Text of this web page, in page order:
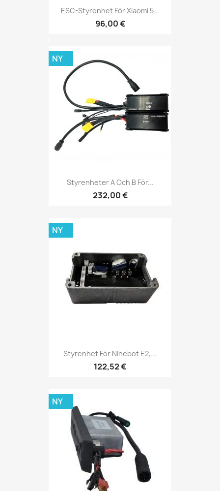
ESC-Styrenhet För Xiaomi 5...
96,00 €
Styrenheter A Och B För...
232,00 €
NY
Styrenhet För Ninebot E2,...
122,52 €
NY
NY